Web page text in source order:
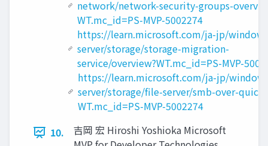
network/network-security-groups-
WT.mc_id=PS-MVP-5002274
https://learn.microsoft.com/ja-jp/
server/storage/storage-migration-
service/overview?WT.mc_id=PS-MVP-
https://learn.microsoft.com/ja-jp/
server/storage/file-server/smb-over-quic?
WT.mc_id=PS-MVP-5002274
10.
吉岡 宏 Hiroshi Yoshioka Microsoft